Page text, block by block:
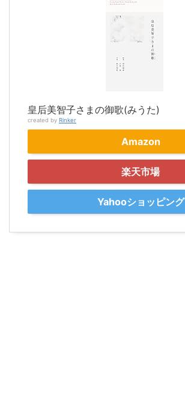
皇后美智子さまの御歌(みうた)
created by Rinker
Amazon
楽天市場
Yahooショッピング